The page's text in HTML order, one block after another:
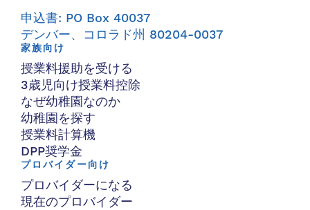
申込書: PO Box 40037
デンバー、コロラド州 80204-0037
家族向け
授業料援助を受ける
3歳児向け授業料控除
なぜ幼稚園なのか
幼稚園を探す
授業料計算機
DPP奨学金
プロバイダー向け
プロバイダーになる
現在のプロバイダー